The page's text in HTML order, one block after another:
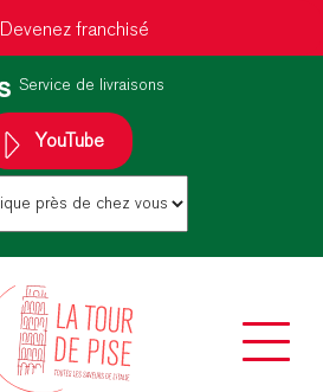
Devenez franchisé
Service de livraisons
YouTube